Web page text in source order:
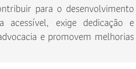
para o desenvolvimento
exige dedicação e
e promovem melhorias